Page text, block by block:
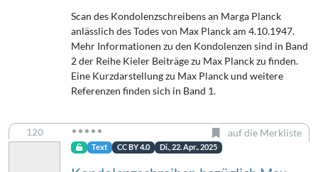
Scan des Kondolenzschreibens an Marga Planck
anlässlich des Todes von Max Planck am 4.10.1947.
Mehr Informationen zu den Kondolenzen sind in Band
2 der Reihe Kieler Beiträge zu Max Planck zu finden.
Eine Kurzdarstellung zu Max Planck und weitere
Referenzen finden sich in Band 1.
120 auf die Merkliste
Text CC BY 4.0 Di., 22. Apr.. 2025